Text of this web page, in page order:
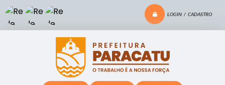
LOGIN / CADASTRO